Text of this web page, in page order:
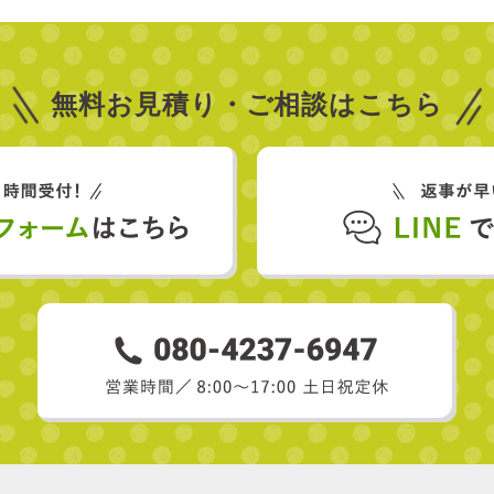
無料お見積り・ご相談はこちら